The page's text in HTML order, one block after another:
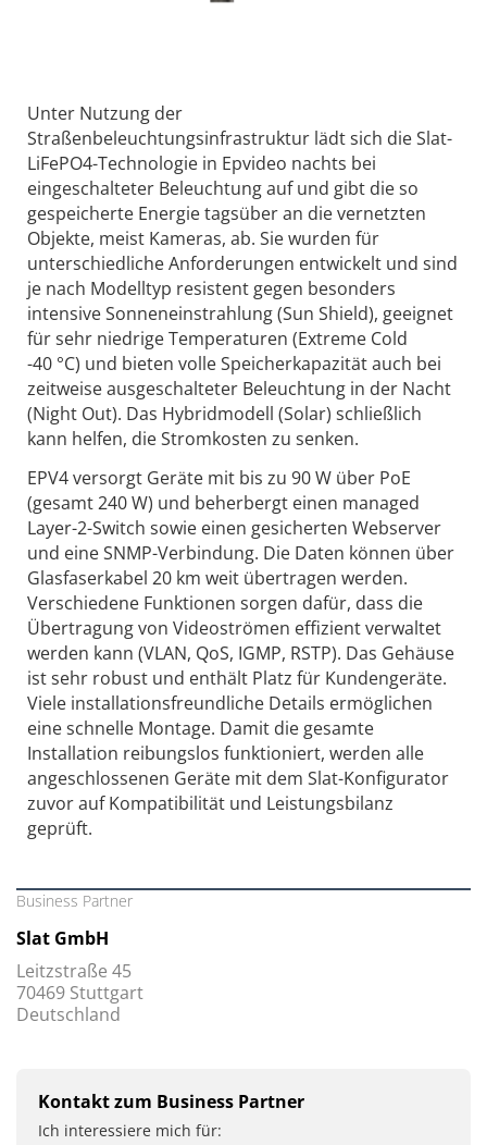
Unter Nutzung der
Straßenbeleuchtungsinfrastruktur lädt sich die Slat-
LiFePO4-Technologie in Epvideo nachts bei
eingeschalteter Beleuchtung auf und gibt die so
gespeicherte Energie tagsüber an die vernetzten
Objekte, meist Kameras, ab. Sie wurden für
unterschiedliche Anforderungen entwickelt und sind
je nach Modelltyp resistent gegen besonders
intensive Sonneneinstrahlung (Sun Shield), geeignet
für sehr niedrige Temperaturen (Extreme Cold
-40 °C) und bieten volle Speicherkapazität auch bei
zeitweise ausgeschalteter Beleuchtung in der Nacht
(Night Out). Das Hybridmodell (Solar) schließlich
kann helfen, die Stromkosten zu senken.
EPV4 versorgt Geräte mit bis zu 90 W über PoE
(gesamt 240 W) und beherbergt einen managed
Layer-2-Switch sowie einen gesicherten Webserver
und eine SNMP-Verbindung. Die Daten können über
Glasfaserkabel 20 km weit übertragen werden.
Verschiedene Funktionen sorgen dafür, dass die
Übertragung von Videoströmen effizient verwaltet
werden kann (VLAN, QoS, IGMP, RSTP). Das Gehäuse
ist sehr robust und enthält Platz für Kundengeräte.
Viele installationsfreundliche Details ermöglichen
eine schnelle Montage. Damit die gesamte
Installation reibungslos funktioniert, werden alle
angeschlossenen Geräte mit dem Slat-Konfigurator
zuvor auf Kompatibilität und Leistungsbilanz
geprüft.
Business Partner
Slat GmbH
Leitzstraße 45
70469 Stuttgart
Deutschland
Kontakt zum Business Partner
Ich interessiere mich für: